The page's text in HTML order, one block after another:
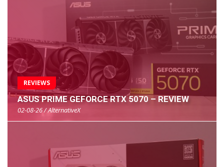
REVIEWS
ASUS PRIME GEFORCE RTX 5070 – REVIEW
02-08-26 / AlternativeX